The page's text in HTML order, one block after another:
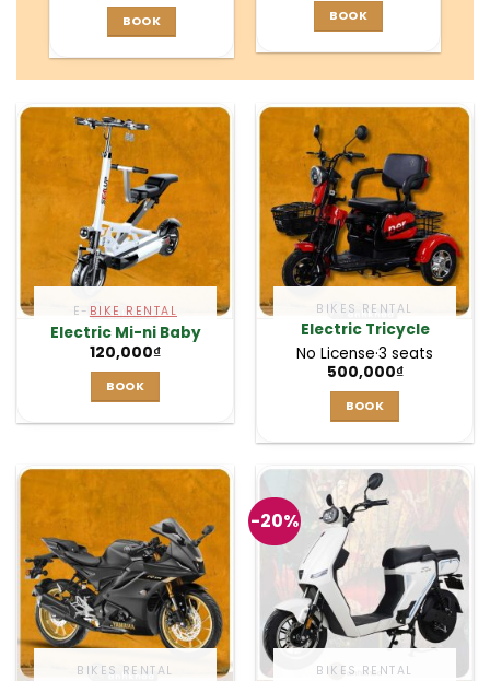
BOOK BOOK
E- BIKE RENTAL
Electric Mi-ni Baby
120,000₫
BOOK
BIKES RENTAL
Electric Tricycle
No License·3 seats
500,000₫
BOOK
BIKES RENTAL
-20%
BIKES RENTAL